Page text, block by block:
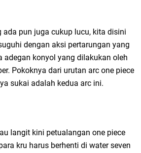
ada pun juga cukup lucu, kita disini
dengan aksi pertarungan yang
adegan konyol yang dilakukan oleh
Pokoknya dari urutan arc one piece
sukai adalah kedua arc ini.
langit kini petualangan one piece
kru harus berhenti di water seven